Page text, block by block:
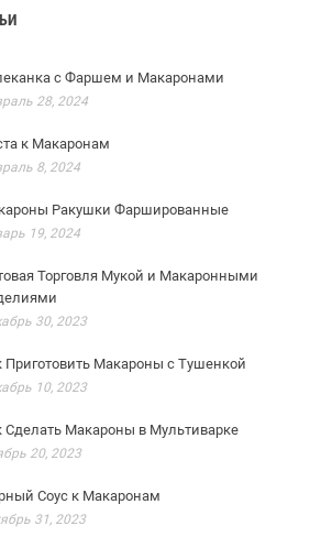
с Фаршем и Макаронами
28, 2024
к Макаронам
8, 2024
Ракушки Фаршированные
19, 2024
Торговля Мукой и Макаронными
30, 2023
Приготовить Макароны с Тушенкой
10, 2023
Сделать Макароны в Мультиварке
20, 2023
Соус к Макаронам
31, 2023